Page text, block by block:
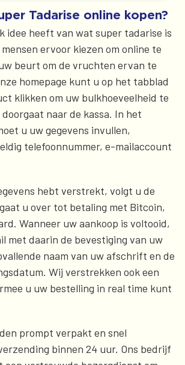
Tadarise online kopen?
idee heeft van wat super tadarise is
ervoor kiezen om online te
beurt om de vruchten ervan te
homepage kunt u op het tabblad
klikken om uw bulkhoeveelheid te
naar de kassa. In het
u uw gegevens invullen,
telefoonnummer, e-mailaccount
hebt verstrekt, volgt u de
u over tot betaling met Bitcoin,
Wanneer uw aankoop is voltooid,
met daarin de bevestiging van uw
naam van uw afschrift en de
Wij verstrekken ook een
u uw bestelling in real time kunt
prompt verpakt en snel
binnen 24 uur. Ons bedrijf